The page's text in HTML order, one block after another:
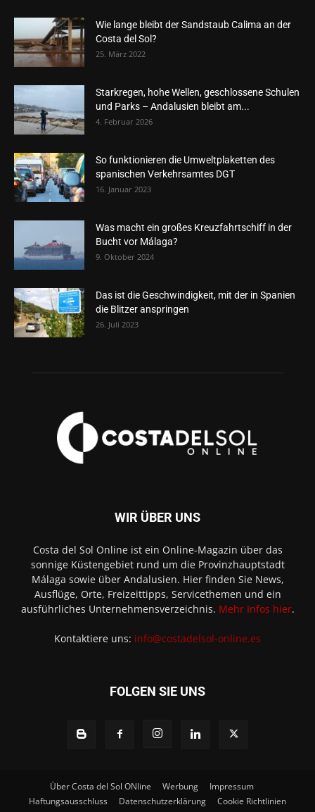
Wie lange bleibt der Sandstaub Calima an der
Costa del Sol?
25. März 2022
Starkregen, hohe Wellen, geschlossene Schulen
und Parks – Andalusien bleibt am...
4. Februar 2026
So funktionieren die Umweltplaketten des
spanischen Verkehrsamtes DGT
16. Januar 2023
Was macht ein großes Kreuzfahrtschiff in der
Bucht vor Málaga?
9. Oktober 2024
Das ist die Geschwindigkeit, mit der in Spanien
die Blitzer anspringen
26. Juli 2023
WIR ÜBER UNS
Costa del Sol Online ist ein Online-Magazin über das
sonnige Küstengebiet rund um die Provinzhauptstadt
Málaga sowie über Andalusien. Hier finden Sie News,
Ausflüge, Orte, Freizeittipps, Servicethemen und ein
ausführliches Unternehmensverzeichnis. Mehr Infos hier.
Kontaktiere uns: info@costadelsol-online.es
FOLGEN SIE UNS
Über Costa del Sol ONline Werbung
Impressum
Haftungsausschluss
Datenschutzerklärung Cookie Richtlinien